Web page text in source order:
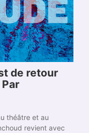
de retour
théâtre et au
revient avec